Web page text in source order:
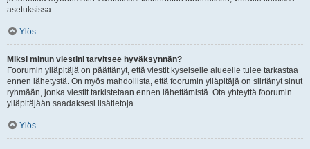
asetuksissa.
Ylös
Miksi minun viestini tarvitsee hyväksynnän?
Foorumin ylläpitäjä on päättänyt, että viestit kyseiselle alueelle tulee tarkastaa
ennen lähetystä. On myös mahdollista, että foorumin ylläpitäjä on siirtänyt sinut
ryhmään, jonka viestit tarkistetaan ennen lähettämistä. Ota yhteyttä foorumin
ylläpitäjään saadaksesi lisätietoja.
Ylös